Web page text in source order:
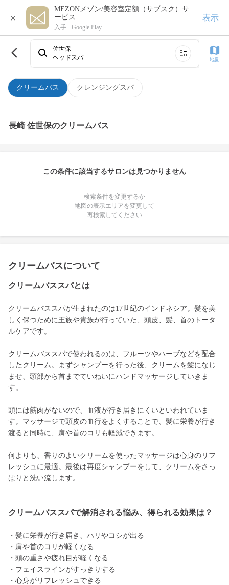
×
MEZONメゾン/美容室定額（サブスク）サ
ービス
入手 - Google Play
表示
クリームバス クレンジングスパ
佐世保
ヘッドスパ
地図
長崎 佐世保のクリームバス
この条件に該当するサロンは見つかりません
検索条件を変更するか
地図の表示エリアを変更して
再検索してください
クリームバスについて
クリームバススパとは
クリームバススパが生まれたのは17世紀のインドネシア。髪を美
しく保つために王族や貴族が行っていた、頭皮、髪、首のトータ
ルケアです。
クリームバススパで使われるのは、フルーツやハーブなどを配合
したクリーム。まずシャンプーを行った後、クリームを髪になじ
ませ、頭部から首までていねいにハンドマッサージしていきま
す。
頭には筋肉がないので、血液が行き届きにくいといわれていま
す。マッサージで頭皮の血行をよくすることで、髪に栄養が行き
渡ると同時に、肩や首のコリも軽減できます。
何よりも、香りのよいクリームを使ったマッサージは心身のリフ
レッシュに最適。最後は再度シャンプーをして、クリームをさっ
ぱりと洗い流します。
クリームバススパで解消される悩み、得られる効果は？
・髪に栄養が行き届き、ハリやコシが出る
・肩や首のコリが軽くなる
・頭の重さや疲れ目が軽くなる
・フェイスラインがすっきりする
・心身がリフレッシュできる